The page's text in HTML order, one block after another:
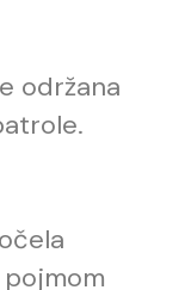
održana